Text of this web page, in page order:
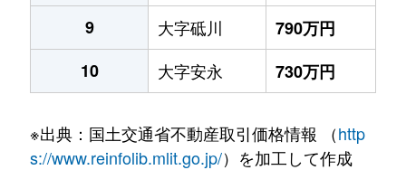
9
大字砥川
790万円
10
大字安永 730万円
※出典：国土交通省不動産取引価格情報 （http
s://www.reinfolib.mlit.go.jp/）を加工して作成